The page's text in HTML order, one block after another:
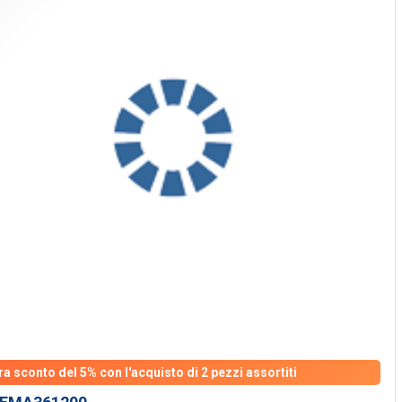
sconto del 5% con l'acquisto di 2 pezzi assortiti